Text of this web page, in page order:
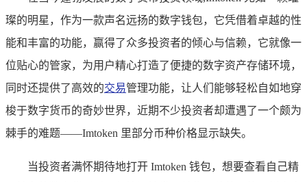
璨的明星，作为一款声名远扬的数字钱包，它凭借着卓越的性
能和丰富的功能，赢得了众多投资者的倾心与信赖，它就像一
位贴心的管家，为用户精心打造了便捷的数字资产存储环境，
同时还提供了高效的交易管理功能，让人们能够轻松自如地穿
梭于数字货币的奇妙世界，近期不少投资者却遭遇了一个颇为
棘手的难题——Imtoken 里部分币种价格显示缺失。
当投资者满怀期待地打开 Imtoken 钱包，想要查看自己精